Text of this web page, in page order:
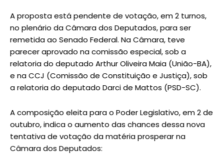
A proposta está pendente de votação, em 2 turnos,
no plenário da Câmara dos Deputados, para ser
remetida ao Senado Federal. Na Câmara, teve
parecer aprovado na comissão especial, sob a
relatoria do deputado Arthur Oliveira Maia (União-BA),
e na CCJ (Comissão de Constituição e Justiça), sob
a relatoria do deputado Darci de Mattos (PSD-SC).
A composição eleita para o Poder Legislativo, em 2 de
outubro, indica o aumento das chances dessa nova
tentativa de votação da matéria prosperar na
Câmara dos Deputados: